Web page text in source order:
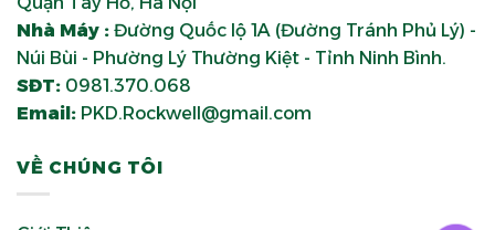
Nhà Máy : Đường Quốc lộ 1A (Đường Tránh Phủ Lý) -
Núi Bùi - Phường Lý Thường Kiệt - Tỉnh Ninh Bình.
SĐT: 0981.370.068
Email: PKD.Rockwell@gmail.com
VỀ CHÚNG TÔI